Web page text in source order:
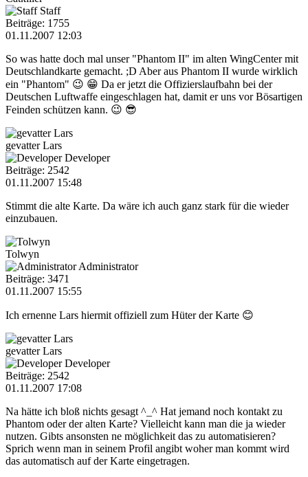
Staff
Beiträge: 1755
01.11.2007 12:03
So was hatte doch mal unser "Phantom II" im alten WingCenter mit
Deutschlandkarte gemacht. ;D Aber aus Phantom II wurde wirklich
ein "Phantom" 😉 😁 Da er jetzt die Offizierslaufbahn bei der
Deutschen Luftwaffe eingeschlagen hat, damit er uns vor Bösartigen
Feinden schützen kann. 😉 😎
gevatter Lars
Developer
Beiträge: 2542
01.11.2007 15:48
Stimmt die alte Karte. Da wäre ich auch ganz stark für die wieder
einzubauen.
Tolwyn
Administrator
Beiträge: 3471
01.11.2007 15:55
Ich ernenne Lars hiermit offiziell zum Hüter der Karte 😊
gevatter Lars
Developer
Beiträge: 2542
01.11.2007 17:08
Na hätte ich bloß nichts gesagt ^_^ Hat jemand noch kontakt zu
Phantom oder der alten Karte? Vielleicht kann man die ja wieder
nutzen. Gibts ansonsten ne möglichkeit das zu automatisieren?
Sprich wenn man in seinem Profil angibt woher man kommt wird
das automatisch auf der Karte eingetragen.